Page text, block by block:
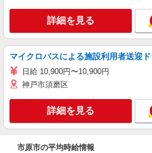
詳細を見る
マイクロバスによる施設利用者送迎
日給 10,900円〜10,900円
神戸市須磨区
詳細を見る
市原市の平均時給情報